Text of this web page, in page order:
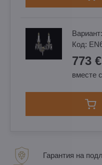
Вариант:
Код:
773 €
вместе
Гарантия на